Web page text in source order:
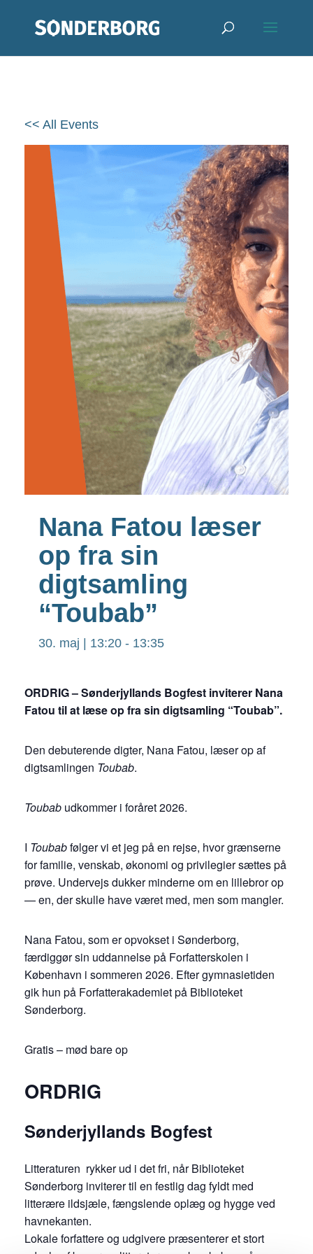
<< All Events
Nana Fatou læser
op fra sin
digtsamling
“Toubab”
30. maj | 13:20 - 13:35
ORDRIG – Sønderjyllands Bogfest inviterer Nana
Fatou til at læse op fra sin digtsamling “Toubab”.
Den debuterende digter, Nana Fatou, læser op af
digtsamlingen Toubab.
Toubab udkommer i foråret 2026.
I Toubabfølger vi et jeg på en rejse, hvor grænserne
for familie, venskab, økonomi og privilegier sættes på
prøve. Undervejs dukker minderne om en lillebror op
— en, der skulle have været med, men som mangler.
Nana Fatou, som er opvokset i Sønderborg,
færdiggør sin uddannelse på Forfatterskolen i
København i sommeren 2026. Efter gymnasietiden
gik hun på Forfatterakademiet på Biblioteket
Sønderborg.
Gratis – mød bare op
ORDRIG
Sønderjyllands Bogfest
Litteraturen rykker ud i det fri, når Biblioteket
Sønderborg inviterer til en festlig dag fyldt med
litterære ildsjæle, fængslende oplæg og hygge ved
havnekanten.
Lokale forfattere og udgivere præsenterer et stort